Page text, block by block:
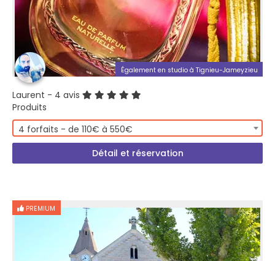
Également en studio à Tignieu-Jameyzieu
Laurent - 4 avis
Produits
4 forfaits - de 110€ à 550€
Détail et réservation
PREMIUM